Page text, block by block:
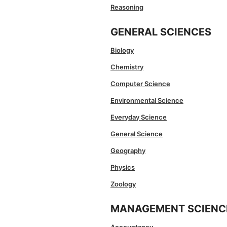
Reasoning
GENERAL SCIENCES
Biology
Chemistry
Computer Science
Environmental Science
Everyday Science
General Science
Geography
Physics
Zoology
MANAGEMENT